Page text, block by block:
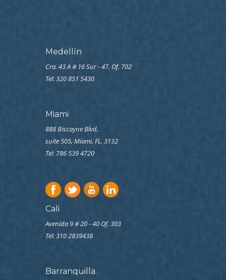
Medellín
Cra. 43 A # 16 Sur - 47, Of. 702
Tel: 320 851 5430
Miami
888 Biscayne Blvd,
suite 505, Miami, FL. 3132
Tel: 786 539 4720
Cali
Avenida 9 # 20 - 40 Of. 303
Tel:310 2839438
Barranquilla.